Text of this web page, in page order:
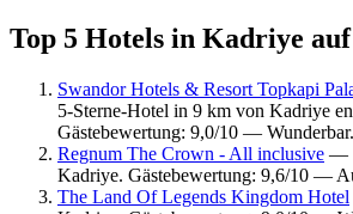
Top 5 Hotels in Kadriye
Swandor Hotels & Resort Topkapi
5-Sterne-Hotel in 9 km von Kadriye
Gästebewertung: 9,0/10 — Wunderbar.
Regnum The Crown - All inclusive —
Kadriye. Gästebewertung: 9,6/10 —
The Land Of Legends Kingdom Hotel